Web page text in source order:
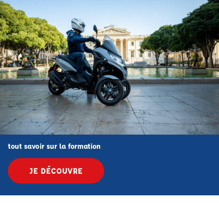
tout savoir sur la formation
JE DÉCOUVRE